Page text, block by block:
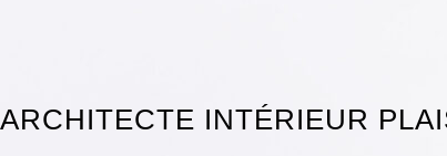
ARCHITECTE INTÉRIEUR